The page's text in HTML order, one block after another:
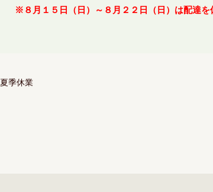
※８月１５日（日）～８月２２日（日）は配達を
夏季休業